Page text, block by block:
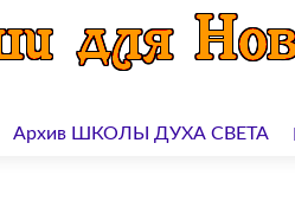
Архив ШКОЛЫ ДУХА СВЕТА